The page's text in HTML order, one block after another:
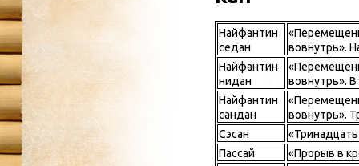
Найфантин
сёдан
вовнутрь».
Найфантин
нидан
вовнутрь».
Найфантин
сандан
вовнутрь».
Сэсан
Пассай
«Прорыв в